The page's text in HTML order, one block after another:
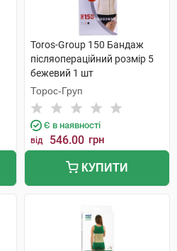
Toros-Group 150 Бандаж
післяопераційний розмір 5
бежевий 1 шт
Торос-Груп
Є в наявності
від 546.00 грн
КУПИТИ